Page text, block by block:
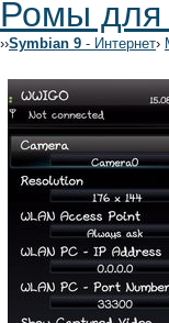
Ромы для
››Symbian 9 - Интернет›